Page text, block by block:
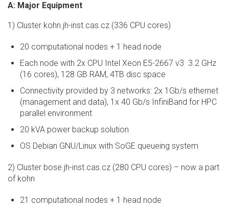
A: Major Equipment
1) Cluster kohn.jh-inst.cas.cz (336 CPU cores)
20 computational nodes + 1 head node
Each node with 2x CPU Intel Xeon E5-2667 v3 3.2 GHz
(16 cores), 128 GB RAM, 4TB disc space
Connectivity provided by 3 networks: 2x 1Gb/s ethernet
(management and data), 1x 40 Gb/s InfiniBand for HPC
parallel environment
20 kVA power backup solution
OS Debian GNU/Linux with SoGE queueing system
2) Cluster bose.jh-inst.cas.cz (280 CPU cores) – now a part
of kohn
21 computational nodes + 1 head node